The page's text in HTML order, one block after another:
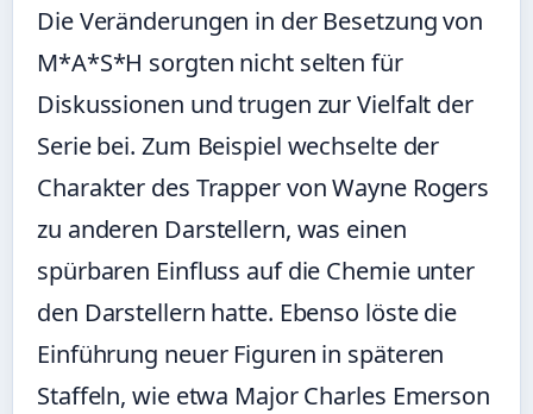
Die Veränderungen in der Besetzung von
M*A*S*H sorgten nicht selten für
Diskussionen und trugen zur Vielfalt der
Serie bei. Zum Beispiel wechselte der
Charakter des Trapper von Wayne Rogers
zu anderen Darstellern, was einen
spürbaren Einfluss auf die Chemie unter
den Darstellern hatte. Ebenso löste die
Einführung neuer Figuren in späteren
Staffeln, wie etwa Major Charles Emerson